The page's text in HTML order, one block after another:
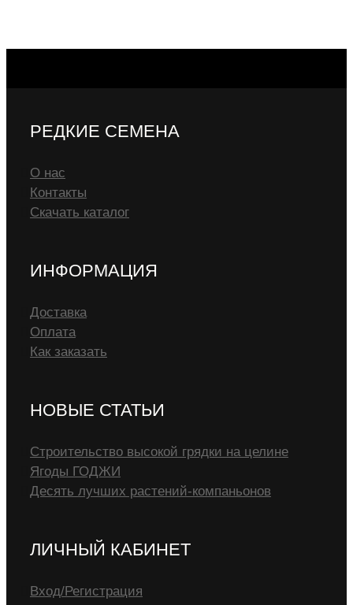
РЕДКИЕ СЕМЕНА
О нас
Контакты
Скачать каталог
ИНФОРМАЦИЯ
Доставка
Оплата
Как заказать
НОВЫЕ СТАТЬИ
Строительство высокой грядки на целине
Ягоды ГОДЖИ
Десять лучших растений-компаньонов
ЛИЧНЫЙ КАБИНЕТ
Вход/Регистрация